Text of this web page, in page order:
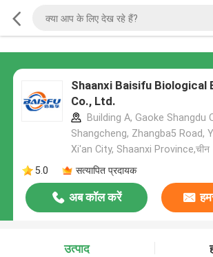
Shaanxi Baisifu Biological
Co., Ltd.
Building A, Gaoke Shangdu
Shangcheng, Zhangba5 Road,
Xi'an City, Shaanxi Province,चीन
5.0
सत्यापित प्रदायक
अब कॉल करें
उत्पाद